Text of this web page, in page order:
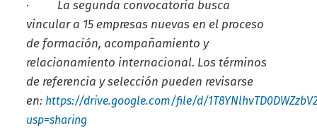
· La segunda convocatoria busca
vincular a 15 empresas nuevas en el proceso
de formación, acompañamiento y
relacionamiento internacional. Los términos
de referencia y selección pueden revisarse
en: https://drive.google.com/file/d/
usp=sharing